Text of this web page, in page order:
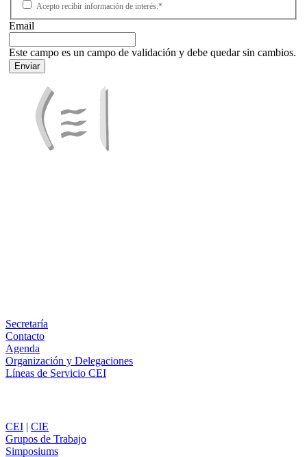
Acepto recibir información de interés.*
Email
Este campo es un campo de validación y debe quedar sin cambios.
Secretaría
Contacto
Agenda
Organización y Delegaciones
Líneas de Servicio CEI
CEI | CIE
Grupos de Trabajo
Simposiums